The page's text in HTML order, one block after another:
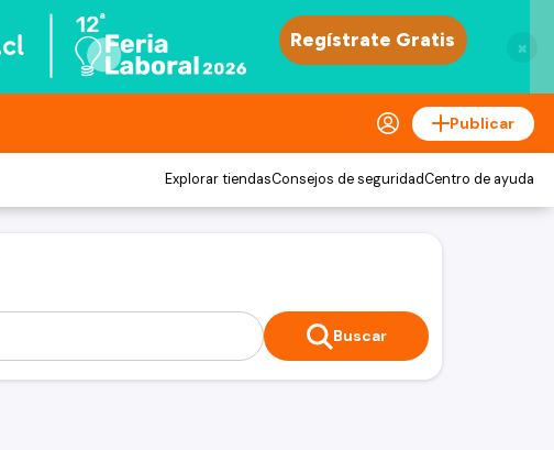
×
Publicar
Explorar tiendasConsejos de seguridadCentro de ayuda
Buscar